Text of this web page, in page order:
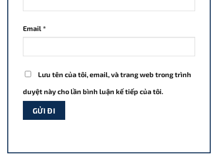
Email*
Lưu tên của tôi, email, và trang web trong trình
duyệt này cho lần bình luận kế tiếp của tôi.